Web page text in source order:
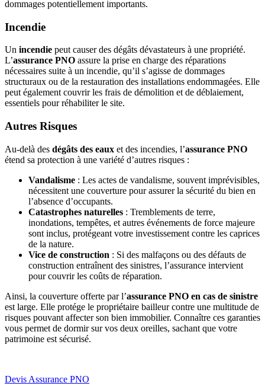
dommages potentiellement importants.
Incendie
Un incendie peut causer des dégâts dévastateurs à une propriété.
L’assurance PNO assure la prise en charge des réparations
nécessaires suite à un incendie, qu’il s’agisse de dommages
structuraux ou de la restauration des installations endommagées. Elle
peut également couvrir les frais de démolition et de déblaiement,
essentiels pour réhabiliter le site.
Autres Risques
Au-delà des dégâts des eaux et des incendies, l’assurance PNO
étend sa protection à une variété d’autres risques :
Vandalisme : Les actes de vandalisme, souvent imprévisibles,
nécessitent une couverture pour assurer la sécurité du bien en
l’absence d’occupants.
Catastrophes naturelles : Tremblements de terre,
inondations, tempêtes, et autres événements de force majeure
sont inclus, protégeant votre investissement contre les caprices
de la nature.
Vice de construction : Si des malfaçons ou des défauts de
construction entraînent des sinistres, l’assurance intervient
pour couvrir les coûts de réparation.
Ainsi, la couverture offerte par l’assurance PNO en cas de sinistre
est large. Elle protége le propriétaire bailleur contre une multitude de
risques pouvant affecter son bien immobilier. Connaître ces garanties
vous permet de dormir sur vos deux oreilles, sachant que votre
patrimoine est sécurisé.
Devis Assurance PNO